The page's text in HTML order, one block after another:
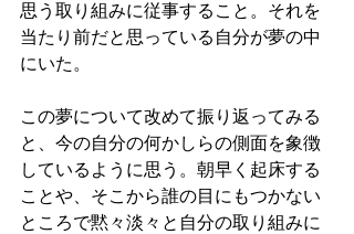
思う取り組みに従事すること。それを
当たり前だと思っている自分が夢の中
にいた。
この夢について改めて振り返ってみる
と、今の自分の何かしらの側面を象徴
しているように思う。朝早く起床する
ことや、そこから誰の目にもつかない
ところで黙々淡々と自分の取り組みに